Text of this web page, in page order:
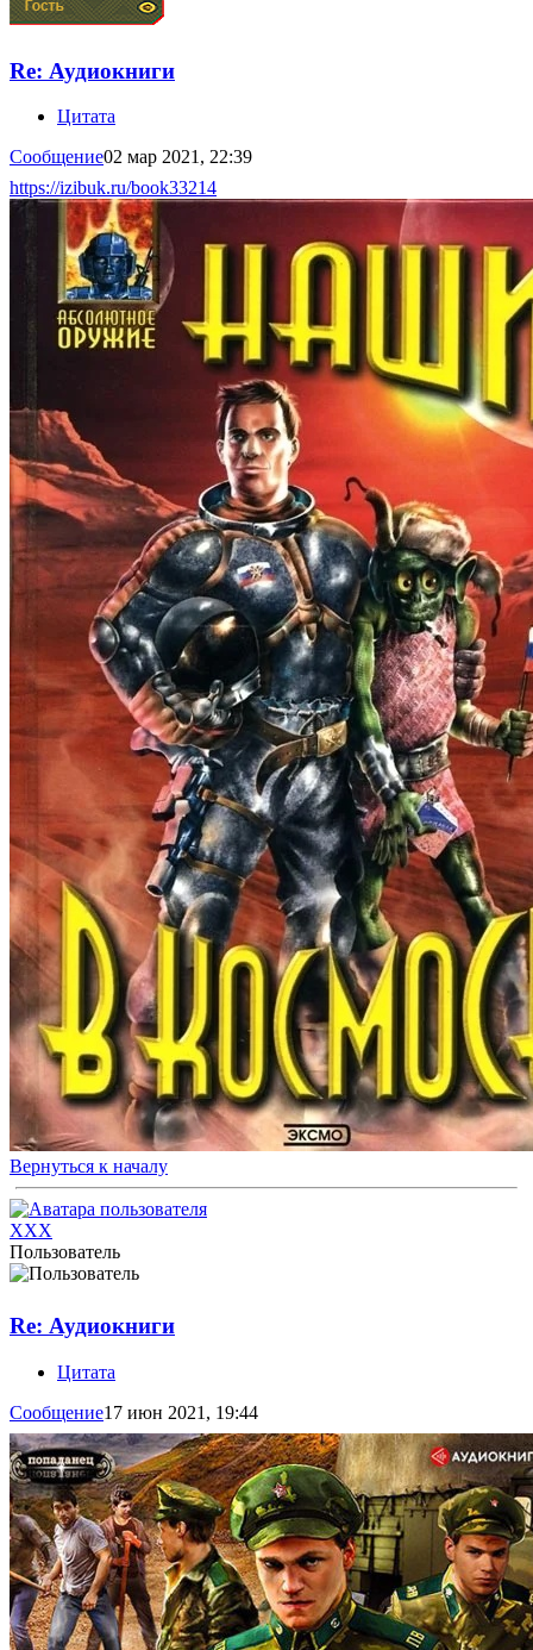
Re: Аудиокниги
Цитата
Сообщение02 мар 2021, 22:39
https://izibuk.ru/book33214
Вернуться к началу
XXX
Пользователь
Re: Аудиокниги
Цитата
Сообщение17 июн 2021, 19:44